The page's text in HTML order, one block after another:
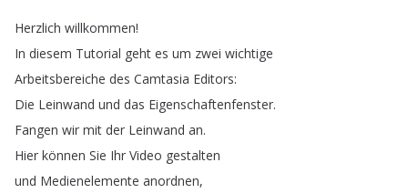
Herzlich willkommen!
In diesem Tutorial geht es um zwei wichtige
Arbeitsbereiche des Camtasia Editors:
Die Leinwand und das Eigenschaftenfenster.
Fangen wir mit der Leinwand an.
Hier können Sie Ihr Video gestalten
und Medienelemente anordnen,